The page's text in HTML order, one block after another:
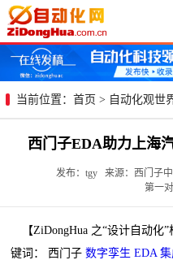
当前位置： 首页 > 自动化观世
西门子EDA助力上海
发布：tgy 来源：西门子
第一
【ZiDongHua 之“设计自动化
键词： 西门子数字孪生 EDA